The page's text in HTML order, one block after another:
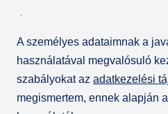
A személyes adataimnak a
használatával megvalósuló
szabályokat az adatkezelési
megismertem, ennek alapján